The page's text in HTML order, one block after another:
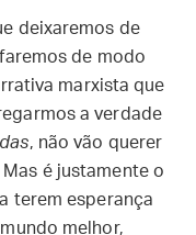
deixaremos de
de modo
marxista que
a verdade
, não vão querer
é justamente o
terem esperança
melhor,